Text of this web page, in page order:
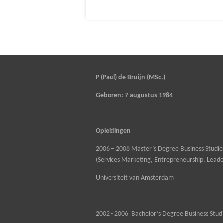
P (Paul) de Bruijn (MSc.)
Geboren: 7 augustus 1984
Opleidingen
2006 – 2008 Master’s Degree Business
(Services Marketing, Entrepreneurship,
Universiteit van Amsterdam
2002 - 2006 Bachelor’s Degree Business